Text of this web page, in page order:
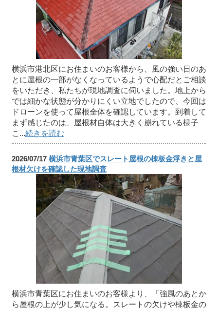
横浜市港北区にお住まいのお客様から、風の強い日のあ
とに屋根の一部がなくなっているようで心配だとご相談
をいただき、私たちが現地調査に伺いました。地上から
では細かな状態が分かりにくい立地でしたので、今回は
ドローンを使って屋根全体を確認しています。到着して
まず感じたのは、屋根材自体は大きく崩れている様子
こ...続きを読む
2026/07/17 横浜市青葉区でスレート屋根の棟板金浮きと屋
根材欠けを確認した現地調査
横浜市青葉区にお住まいのお客様より、「強風のあとか
ら屋根の上が少し気になる。スレートの欠けや棟板金の